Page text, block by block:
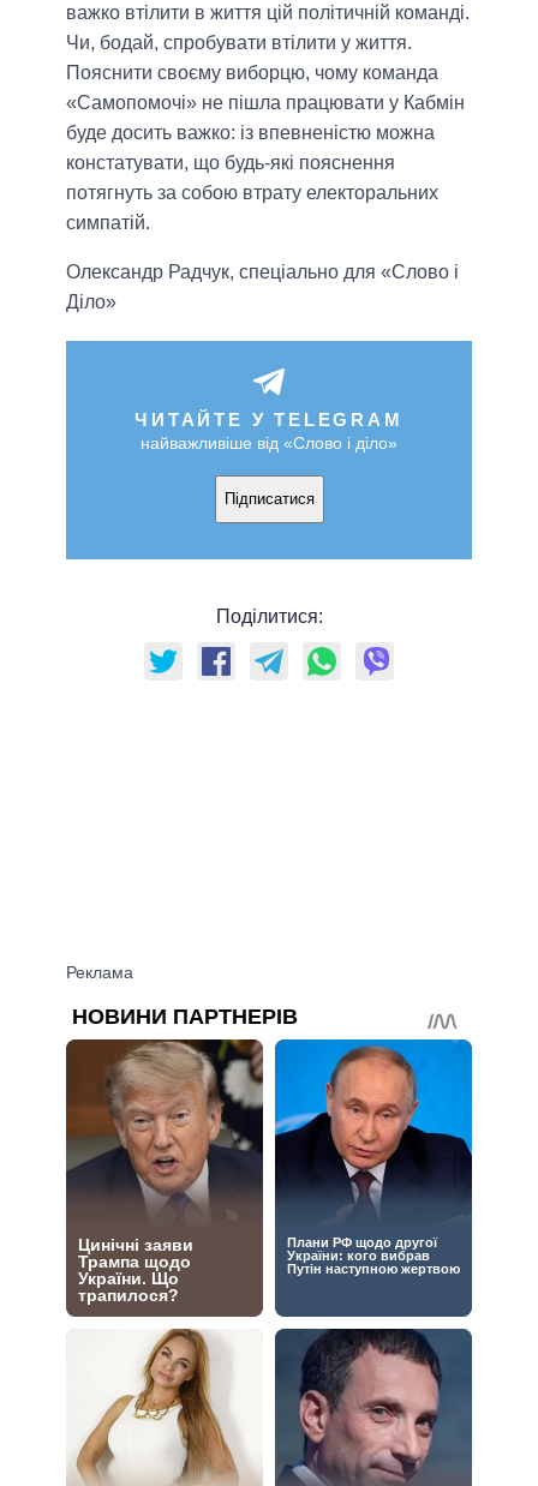
важко втілити в життя цій політичній команді.
Чи, бодай, спробувати втілити у життя.
Пояснити своєму виборцю, чому команда
«Самопомочі» не пішла працювати у Кабмін
буде досить важко: із впевненістю можна
констатувати, що будь-які пояснення
потягнуть за собою втрату електоральних
симпатій.
Олександр Радчук, спеціально для «Слово і
Діло»
ЧИТАЙТЕ У TELEGRAM
найважливіше від «Слово і діло»
Підписатися
Поділитися: